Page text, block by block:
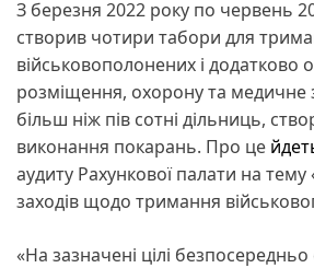
З березня 2022 року по червень
створив чотири табори для
військовополонених і додатково
розміщення, охорону та медичне
більш ніж пів сотні дільниць,
виконання покарань. Про це
аудиту Рахункової палати на тему
заходів щодо тримання
«На зазначені цілі